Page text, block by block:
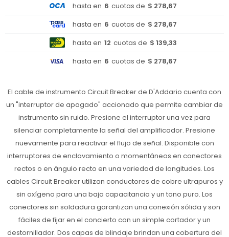
hasta en 6 cuotas de $ 278,67
hasta en 6 cuotas de $ 278,67
hasta en 12 cuotas de $ 139,33
hasta en 6 cuotas de $ 278,67
El cable de instrumento Circuit Breaker de D'Addario cuenta con
un "interruptor de apagado" accionado que permite cambiar de
instrumento sin ruido. Presione el interruptor una vez para
silenciar completamente la señal del amplificador. Presione
nuevamente para reactivar el flujo de señal. Disponible con
interruptores de enclavamiento o momentáneos en conectores
rectos o en ángulo recto en una variedad de longitudes. Los
cables Circuit Breaker utilizan conductores de cobre ultrapuros y
sin oxígeno para una baja capacitancia y un tono puro. Los
conectores sin soldadura garantizan una conexión sólida y son
fáciles de fijar en el concierto con un simple cortador y un
destornillador. Dos capas de blindaje brindan una cobertura del